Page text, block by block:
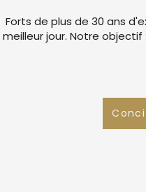
Forts de plus de 30 ans
meilleur jour. Notre